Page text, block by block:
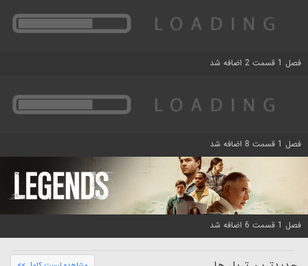
فصل 1 قسمت 2 اضافه شد
فصل 1 قسمت 8 اضافه شد
فصل 1 قسمت 6 اضافه شد